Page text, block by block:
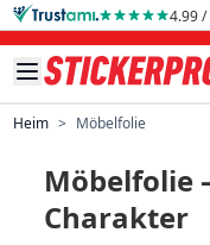
Direkt zum Inhalt 4.99 /
Heim > Möbelfolie
Möbelfolie
Charakter